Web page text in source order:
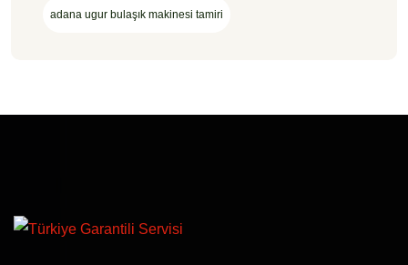
adana ugur bulaşık makinesi tamiri